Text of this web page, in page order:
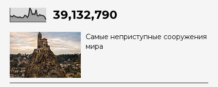
39,132,790
Самые неприступные сооружения
мира